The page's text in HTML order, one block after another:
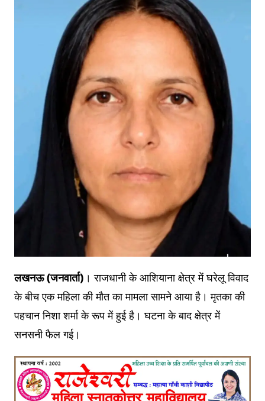
लखनऊ (जनवार्ता) । राजधानी के आशियाना क्षेत्र में घरेलू विवाद
के बीच एक महिला की मौत का मामला सामने आया है। मृतका की
पहचान निशा शर्मा के रूप में हुई है। घटना के बाद क्षेत्र में
सनसनी फैल गई।